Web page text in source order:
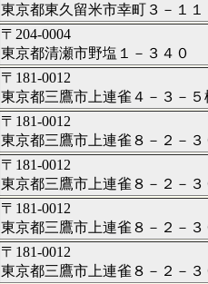
東京都東久留米市幸町３－１１
〒204-0004
東京都清瀬市野塩１－３４０
〒181-0012
東京都三鷹市上連雀４－３－
〒181-0012
東京都三鷹市上連雀８－２－３
〒181-0012
東京都三鷹市上連雀８－２－３
〒181-0012
東京都三鷹市上連雀８－２－３
〒181-0012
東京都三鷹市上連雀８－２－３